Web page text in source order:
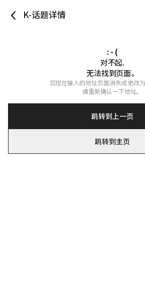
K-话题详情
: - (
对不起.
无法找到页面。
您现在输入的地址页面消失或更改为
请重新确认一下地址。
跳转到上一页
跳转到主页